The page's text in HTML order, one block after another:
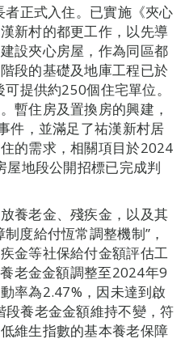
正式入住。已實施《夾心
新村的都更工作，以先導
設夾心房屋，作為同區都
段的基礎及地庫工程已於
提供約250個住宅單位。
暫住房及置換房的興建，
件，並滿足了祐漢新村居
的需求，相關項目於2024
地段公開招標已完成判
養老金、殘疾金，以及其
度給付恆常調整機制”，
金等社保給付金額評估工
老金金額調整至2024年9
率為2.47%，因未達到啟
養老金金額維持不變，符
維生指數的基本養老保障